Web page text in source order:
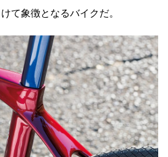
て象徴となるバイクだ。